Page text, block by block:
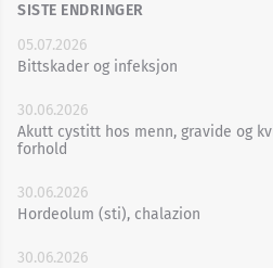
SISTE ENDRINGER
05.07.2026
Bittskader og infeksjon
30.06.2026
Akutt cystitt hos menn, gravide og
forhold
30.06.2026
Hordeolum (sti), chalazion
30.06.2026